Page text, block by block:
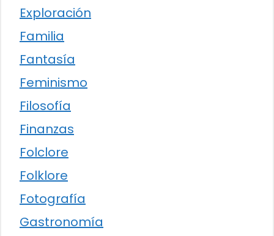
Exploración
Familia
Fantasía
Feminismo
Filosofía
Finanzas
Folclore
Folklore
Fotografía
Gastronomía